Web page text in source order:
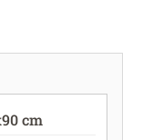
cm